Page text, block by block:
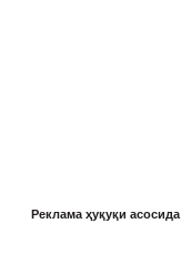
Реклама ҳуқуқи асосида